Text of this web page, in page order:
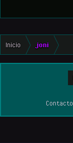
Inicio joni
Contacto